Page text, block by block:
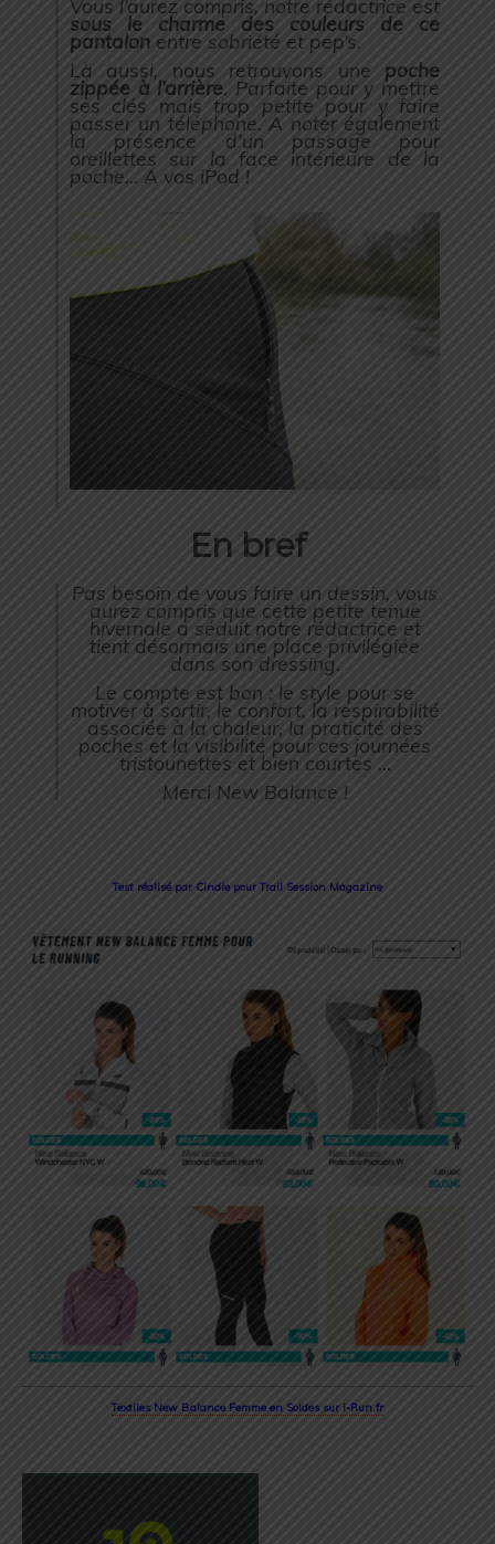
Vous l’aurez compris, notre rédactrice est
sous le charme des couleurs de ce
pantalon entre sobriété et pep’s.
Là aussi, nous retrouvons une poche
zippée à l’arrière. Parfaite pour y mettre
ses clés mais trop petite pour y faire
passer un téléphone. A noter également
la présence d’un passage pour
oreillettes sur la face intérieure de la
poche… A vos iPod !
En bref
Pas besoin de vous faire un dessin, vous
aurez compris que cette petite tenue
hivernale a séduit notre rédactrice et
tient désormais une place privilégiée
dans son dressing.
Le compte est bon : le style pour se
motiver à sortir, le confort, la respirabilité
associée à la chaleur, la praticité des
poches et la visibilité pour ces journées
tristounettes et bien courtes …
Merci New Balance !
Test réalisé par Cindie pour Trail Session Magazine
Textiles New Balance Femme en Soldes sur i-Run.fr